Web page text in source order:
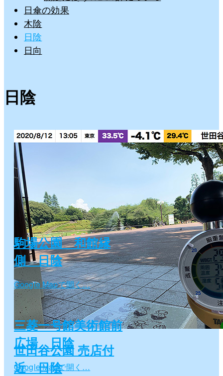
日傘の効果
木陰
日陰
日向
日陰
世田谷公園 売店付
近 日陰
駒場公園 和館縁
側 日陰
Google Mapで開く…
三菱一号館美術館前
広場 日陰
Google Mapで開く…